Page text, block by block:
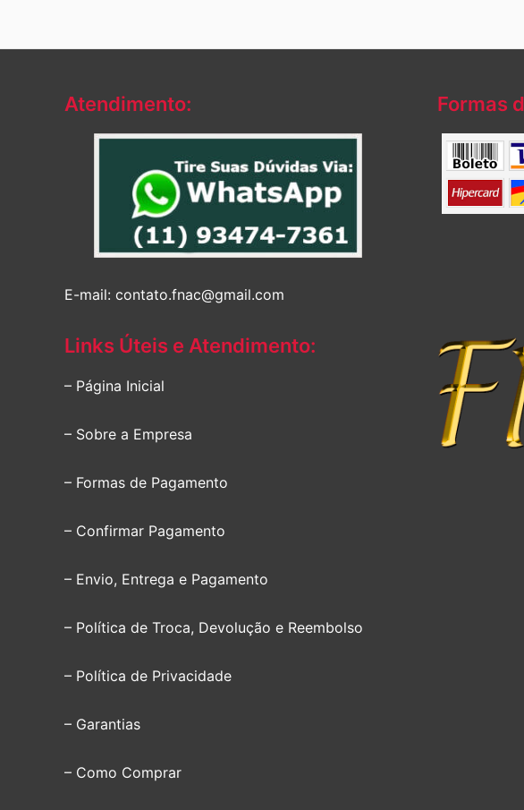
Atendimento:
E-mail: contato.fnac@gmail.com
Links Úteis e Atendimento:
– Página Inicial
– Sobre a Empresa
– Formas de Pagamento
– Confirmar Pagamento
– Envio, Entrega e Pagamento
– Política de Troca, Devolução e Reembolso
– Política de Privacidade
– Garantias
– Como Comprar
Formas